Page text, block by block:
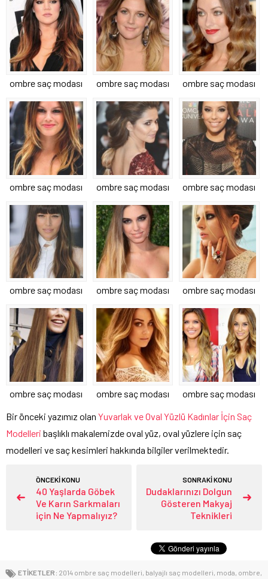
ombre saç modası ombre saç modası ombre saç modası
ombre saç modası ombre saç modası ombre saç modası
ombre saç modası ombre saç modası ombre saç modası
ombre saç modası ombre saç modası
ombre saç modası
Bir önceki yazımız olan Yuvarlak ve Oval Yüzlü Kadınlar İçin Saç
Modelleri başlıklı makalemizde oval yüz, oval yüzlere için saç
modelleri ve saç kesimleri hakkında bilgiler verilmektedir.
ÖNCEKİ KONU
40 Yaşlarda Göbek
Ve Karın Sarkmaları
için Ne Yapmalıyız?
SONRAKİ KONU
Dudaklarınızı Dolgun
Gösteren Makyaj
Teknikleri
ETİKETLER: 2014 ombre saç modelleri balyajlı saç modelleri moda ombre